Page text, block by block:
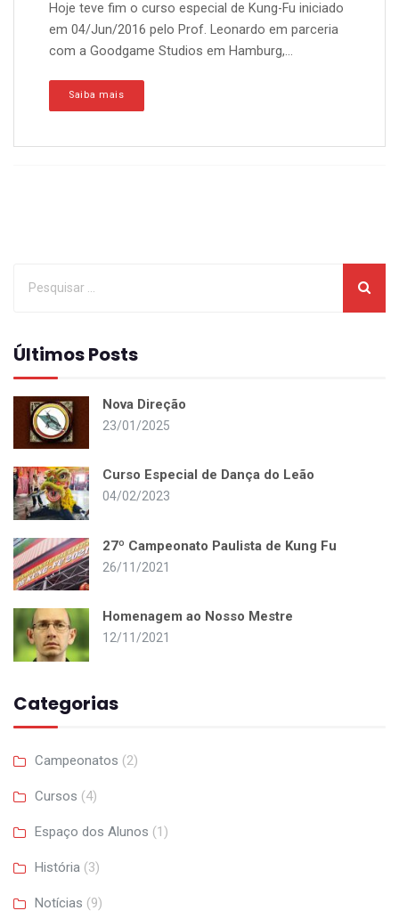
Hoje teve fim o curso especial de Kung-Fu iniciado
em 04/Jun/2016 pelo Prof. Leonardo em parceria
com a Goodgame Studios em Hamburg,...
Saiba mais
Últimos Posts
Nova Direção
23/01/2025
Curso Especial de Dança do Leão
04/02/2023
27º Campeonato Paulista de Kung Fu
26/11/2021
Homenagem ao Nosso Mestre
12/11/2021
Categorias
Campeonatos (2)
Cursos (4)
Espaço dos Alunos (1)
História (3)
Notícias (9)